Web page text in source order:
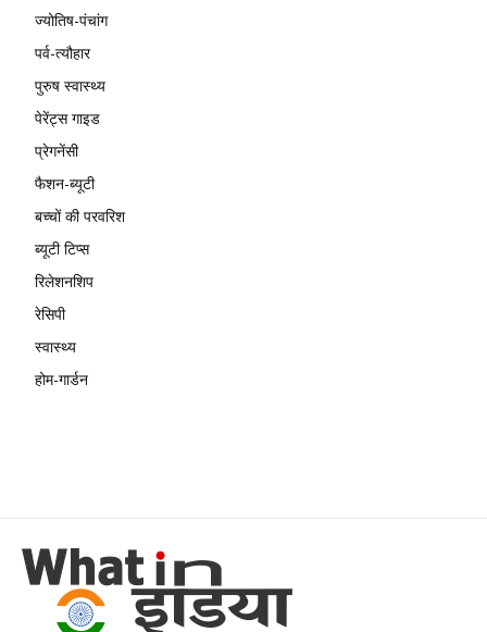
ज्योतिष-पंचांग
पर्व-त्यौहार
पुरुष स्वास्थ्य
पेरेंट्स गाइड
प्रेगनेंसी
फैशन-ब्यूटी
बच्चों की परवरिश
ब्यूटी टिप्स
रिलेशनशिप
रेसिपी
स्वास्थ्य
होम-गार्डन